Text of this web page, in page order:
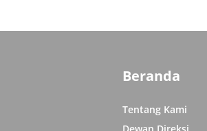
Beranda
Tentang Kami